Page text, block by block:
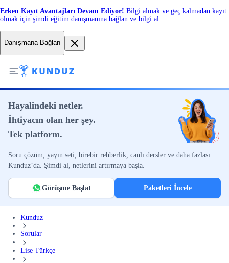
Erken Kayıt Avantajları Devam Ediyor! Bilgi almak ve geç kalmadan kayıt
olmak için şimdi eğitim danışmanına bağlan ve bilgi al.
Danışmana Bağlan
Hayalindeki netler.
İhtiyacın olan her şey.
Tek platform.
Soru çözüm, yayın seti, birebir rehberlik, canlı dersler ve daha fazlası
Kunduz’da. Şimdi al, netlerini artırmaya başla.
Görüşme Başlat Paketleri İncele
Kunduz
Sorular
Lise Türkçe